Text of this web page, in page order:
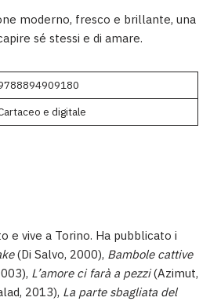
moderno, fresco e brillante, una
sé stessi e di amare.
e digitale
e vive a Torino. Ha pubblicato i
(Di Salvo, 2000), Bambole cattive
L’amore ci farà a pezzi(Azimut,
2013), La parte sbagliata del